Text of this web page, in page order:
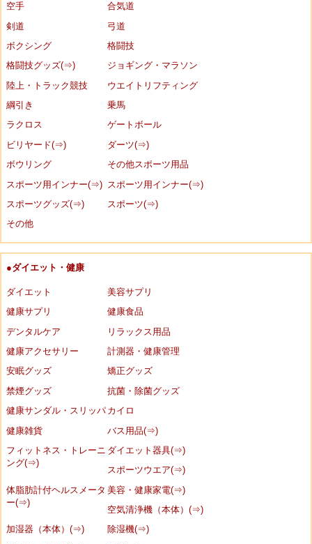
空手
合気道
剣道
弓道
ボクシング
格闘技
格闘技グッズ(⇒)
ジョギング・マラソン
陸上・トラック競技
ウエイトリフティング
綱引き
乗馬
ラクロス
ゲートボール
ビリヤード(⇒)
ダーツ(⇒)
ボウリング
その他スポーツ用品
スポーツ用インナー(⇒)
スポーツ用インナー(⇒)
スポーツグッズ(⇒)
スポーツ(⇒)
その他
●ダイエット・健康
ダイエット
美容サプリ
健康サプリ
健康食品
デンタルケア
リラックス用品
健康アクセサリー
計測器・健康管理
安眠グッズ
矯正グッズ
禁煙グッズ
抗菌・除菌グッズ
健康サンダル・スリッパ カイロ
健康雑貨
バス用品(⇒)
フィットネス・トレーニ
ング(⇒)
ダイエット器具(⇒)
スポーツウエア(⇒)
体脂肪計付ヘルスメータ
ー(⇒)
美容・健康家電(⇒)
空気清浄機（本体）(⇒)
加湿器（本体）(⇒)
除湿機(⇒)